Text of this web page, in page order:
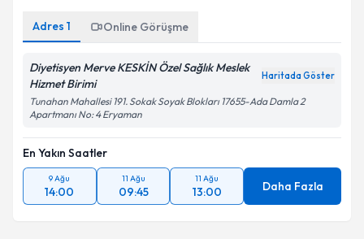
Adres 1 Online Görüşme
Diyetisyen Merve KESKİN Özel Sağlık Meslek
Hizmet Birimi
Haritada Göster
Tunahan Mahallesi 191. Sokak Soyak Blokları 17655-Ada Damla 2
Apartmanı No: 4 Eryaman
En Yakın Saatler
9 Ağu
14:00
11 Ağu
09:45
11 Ağu
13:00 Daha Fazla